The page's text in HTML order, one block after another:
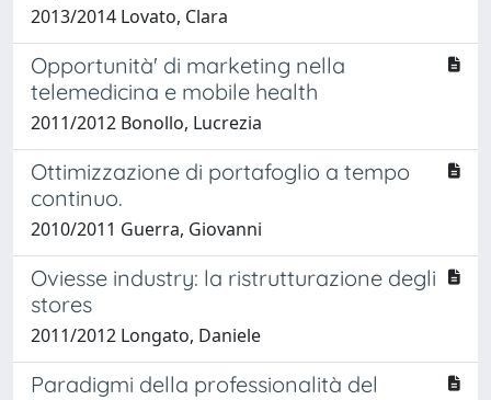
2013/2014 Lovato, Clara
Opportunità' di marketing nella
telemedicina e mobile health
2011/2012 Bonollo, Lucrezia
Ottimizzazione di portafoglio a tempo
continuo.
2010/2011 Guerra, Giovanni
Oviesse industry: la ristrutturazione degli
stores
2011/2012 Longato, Daniele
Paradigmi della professionalità del